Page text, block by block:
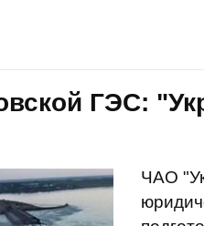
ГЭС:
ЧАО